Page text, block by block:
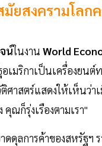
ยสงครามโลก
น์ในงาน World
มริกาเป็นเครื่องยนต์
ศาสตร์แสดงให้เห็นว่
คุณก็รุ่งเรืองตามเรา"
ดดุลการค้าของสหรัฐฯ